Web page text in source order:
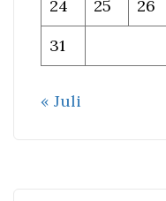
24
25 26
31
« Juli